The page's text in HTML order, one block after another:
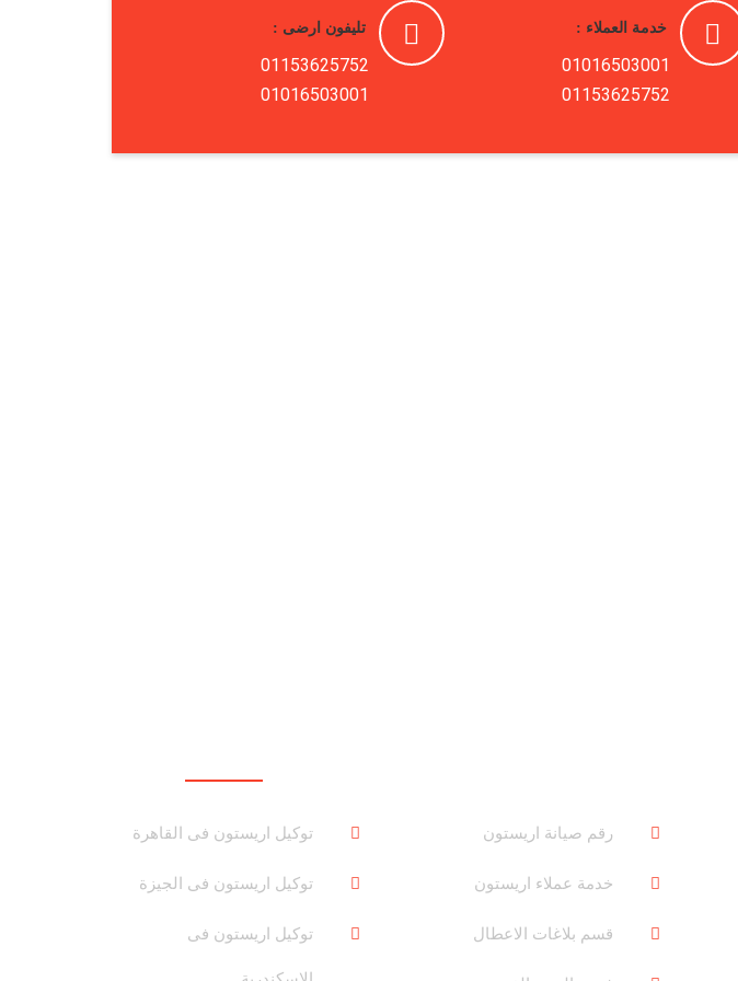
تليفون ارضى :
01153625752
01016503001
خدمة العملاء :
01016503001
01153625752
توكيل اريستون فى القاهرة
توكيل اريستون فى الجيزة
توكيل اريستون فى
رقم صيانة اريستون
خدمة عملاء اريستون
قسم بلاغات الاعطال